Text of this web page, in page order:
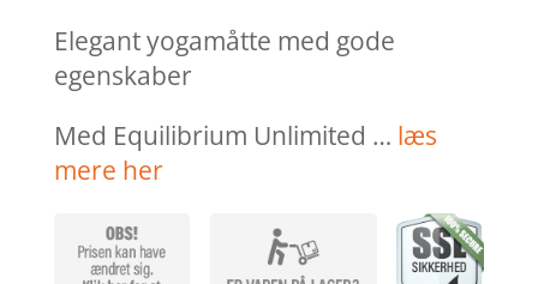
Elegant yogamåtte med gode
egenskaber
Med Equilibrium Unlimited … læs
mere her